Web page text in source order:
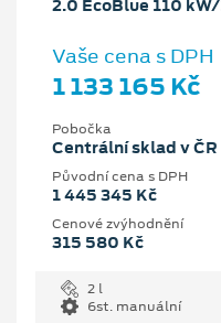
2.0 EcoBlue 110
Vaše cena s DPH
1 133 165 Kč
Pobočka
Centrální sklad v ČR
Původní cena s DPH
1 445 345 Kč
Cenové zvýhodnění
315 580 Kč
2 l
6st. manuální